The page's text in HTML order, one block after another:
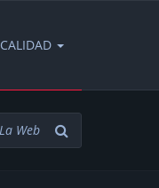
CALIDAD